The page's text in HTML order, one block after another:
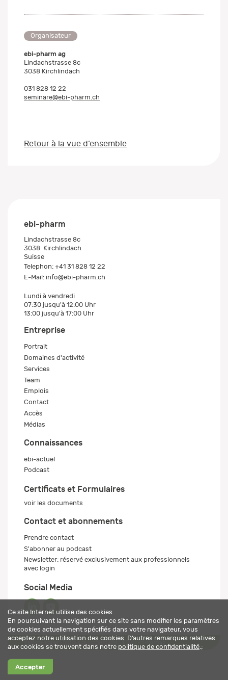
Organisateur
ebi-pharm ag
Lindachstrasse 8c
3038 Kirchlindach
031 828 12 22
seminare@ebi-pharm.ch
Retour à la vue d’ensemble
ebi-pharm
Lindachstrasse 8c
3038 Kirchlindach
Suisse
Telephon: +41 31 828 12 22
E-Mail: info@ebi-pharm.ch
Lundi à vendredi
07:30 jusqu'à 12:00 Uhr
13:00 jusqu'à 17:00 Uhr
Entreprise
Portrait
Domaines d'activité
Services
Team
Emplois
Contact
Accès
Médias
Connaissances
ebi-actuel
Podcast
Certificats et Formulaires
voir les documents
Contact et abonnements
Prendre contact
S'abonner au podcast
Newsletter: réservé exclusivement aux professionnels
avec login
Social Media
Ce site Internet utilise des cookies.
En poursuivant la navigation sur ce site sans modifier les paramètres
de cookies actuellement spécifiés dans votre navigateur, vous
acceptez notre utilisation des cookies. D’autres remarques relatives
aux cookies se trouvent dans notre politique de confidentialité .;
Accepter